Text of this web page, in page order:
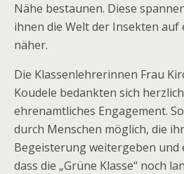
Nähe bestaunen. Diese
ihnen die Welt der Insekten auf
näher.
Die Klassenlehrerinnen Frau
Koudele bedankten sich
ehrenamtliches Engagement.
durch Menschen möglich, die
Begeisterung weitergeben und
dass die „Grüne Klasse“ noch